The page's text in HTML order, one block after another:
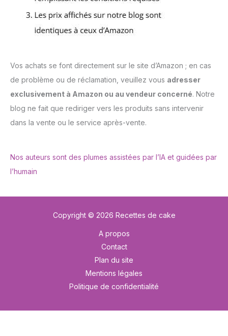
Vos achats se font directement sur le site d’Amazon ; en cas
de problème ou de réclamation, veuillez vous adresser
exclusivement à Amazon ou au vendeur concerné. Notre
blog ne fait que rediriger vers les produits sans intervenir
dans la vente ou le service après-vente.
Nos auteurs sont des plumes assistées par l’IA et guidées par
l’humain
Copyright © 2026 Recettes de cake
A propos
Contact
Plan du site
Mentions légales
Politique de confidentialité